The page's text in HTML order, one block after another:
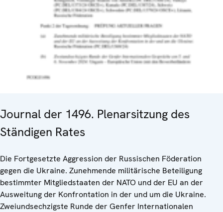
Journal der 1496. Plenarsitzung des
Ständigen Rates
Die Fortgesetzte Aggression der Russischen Föderation
gegen die Ukraine. Zunehmende militärische Beteiligung
bestimmter Mitgliedstaaten der NATO und der EU an der
Ausweitung der Konfrontation in der und um die Ukraine.
Zweiundsechzigste Runde der Genfer Internationalen